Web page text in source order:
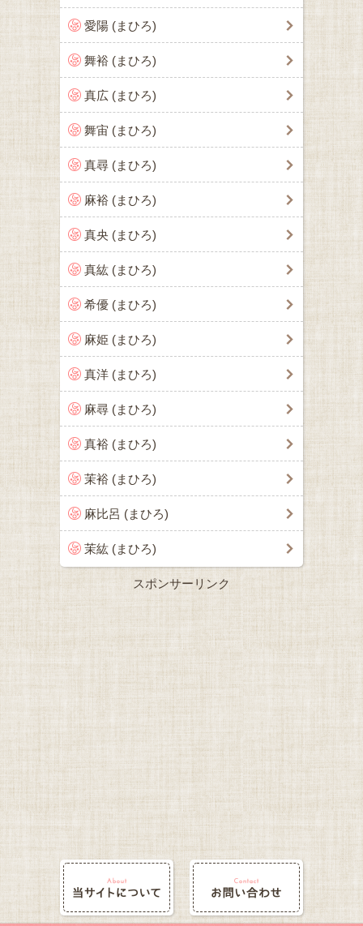
愛陽 (まひろ)
舞裕 (まひろ)
真広 (まひろ)
舞宙 (まひろ)
真尋 (まひろ)
麻裕 (まひろ)
真央 (まひろ)
真紘 (まひろ)
希優 (まひろ)
麻姫 (まひろ)
真洋 (まひろ)
麻尋 (まひろ)
真裕 (まひろ)
茉裕 (まひろ)
麻比呂 (まひろ)
茉紘 (まひろ)
スポンサーリンク